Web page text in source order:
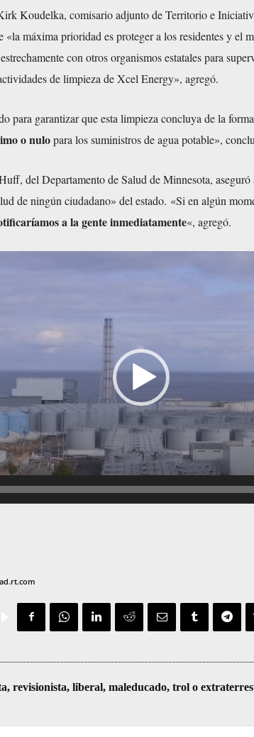
Koudelka, comisario adjunto de Territorio e
máxima prioridad es proteger a los residentes y el
con otros organismos estatales para
de limpieza de Xcel Energy», agregó.
para garantizar que esta limpieza concluya de la
o nulopara los suministros de agua potable»,
del Departamento de Salud de Minnesota, aseguró
de ningún ciudadano» del estado. «Si en algún
a la gente inmediatamente«, agregó.
revisionista, liberal, maleducado, trol o